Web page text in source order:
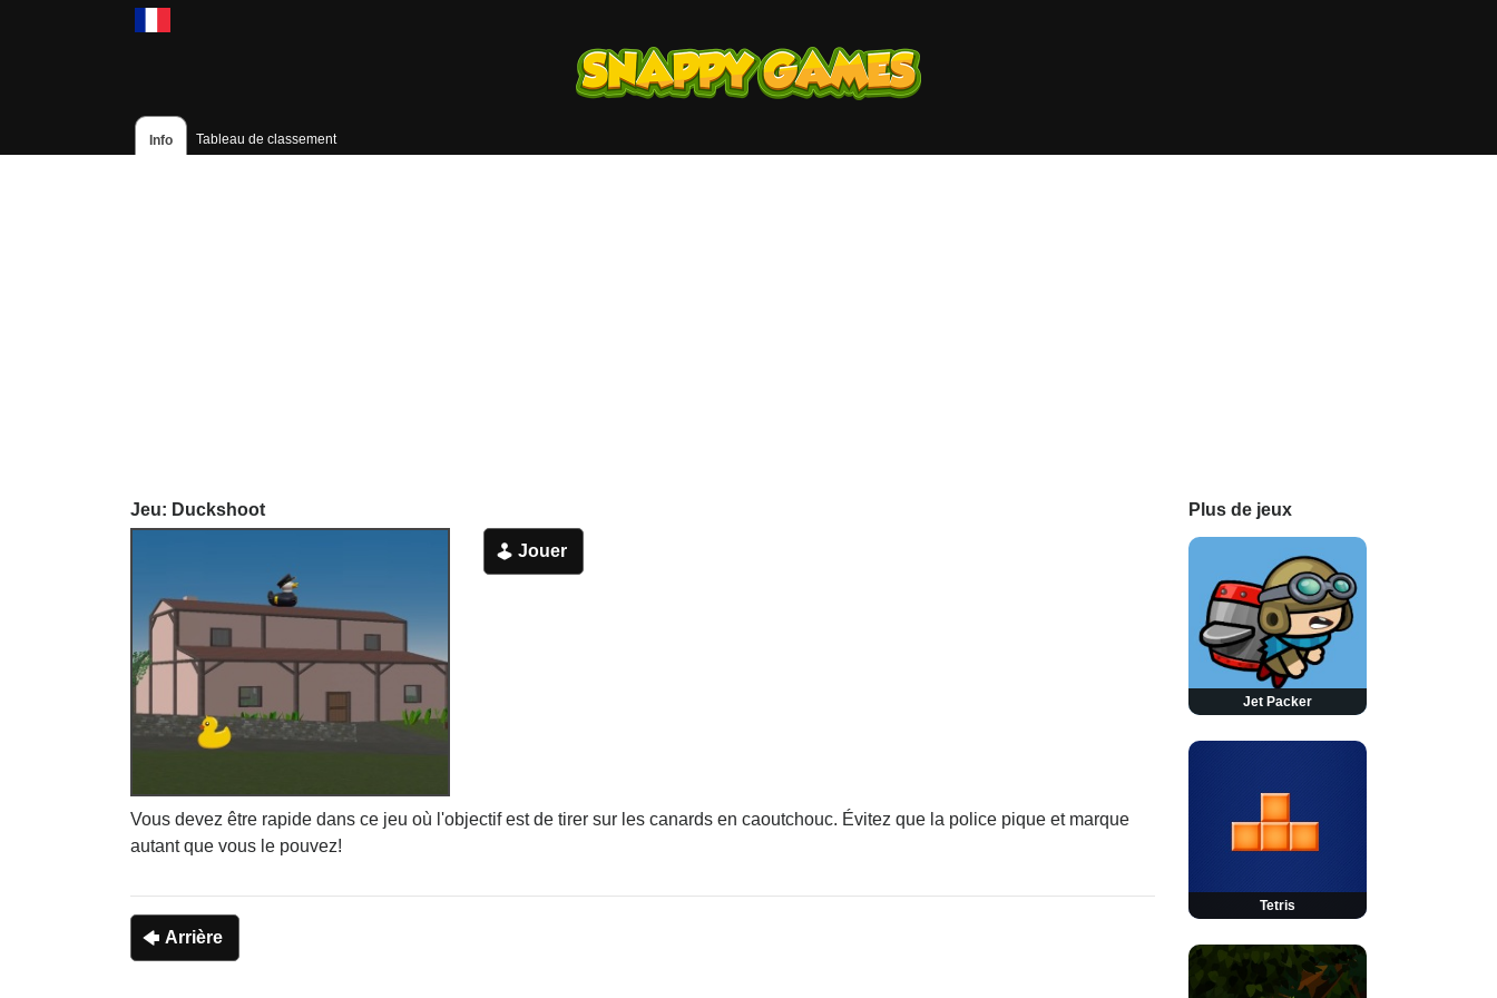
Info Tableau de classement
Jeu: Duckshoot
Jouer
Vous devez être rapide dans ce jeu où l'objectif est de tirer sur les canards en caoutchouc. Évitez que la police pique et marque
autant que vous le pouvez!
Arrière
Plus de jeux
Jet Packer
Tetris